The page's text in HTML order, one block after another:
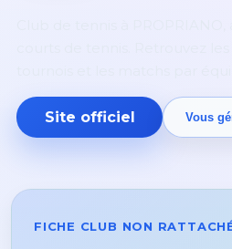
Site officiel Vous
FICHE CLUB NON